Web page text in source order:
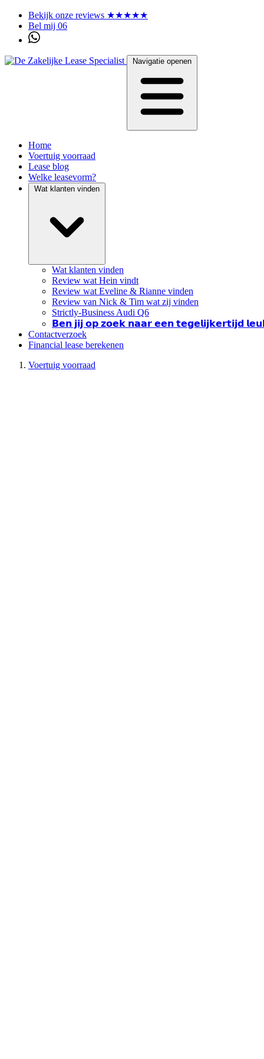
Bekijk onze reviews ★★★★★
Bel mij 06
Navigatie openen
Home
Voertuig voorraad
Lease blog
Welke leasevorm?
Wat klanten vinden
Wat klanten vinden
Review wat Hein vindt
Review wat Eveline & Rianne vinden
Review van Nick & Tim wat zij vinden
Strictly-Business Audi Q6
𝗕𝗲𝗻 𝗷𝗶𝗷 𝗼𝗽 𝘇𝗼𝗲𝗸 𝗻𝗮𝗮𝗿 𝗲𝗲𝗻 𝘁𝗲𝗴𝗲𝗹𝗶𝗷𝗸𝗲𝗿𝘁𝗶𝗷𝗱
Contactverzoek
Financial lease berekenen
Voertuig voorraad